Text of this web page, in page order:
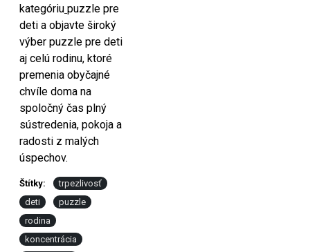
kategóriu puzzle pre
deti a objavte široký
výber puzzle pre deti
aj celú rodinu, ktoré
premenia obyčajné
chvíle doma na
spoločný čas plný
sústredenia, pokoja a
radosti z malých
úspechov.
Štítky:
trpezlivosť
deti
puzzle
rodina
koncentrácia